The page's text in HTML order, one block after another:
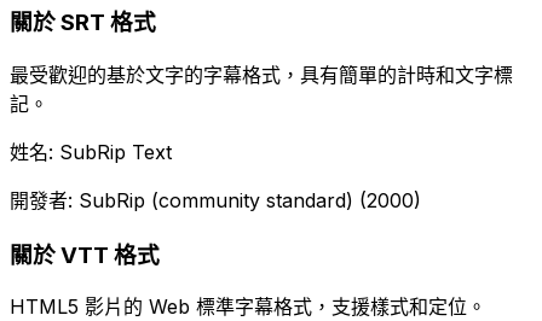
關於 SRT 格式
最受歡迎的基於文字的字幕格式，具有簡單的計時和文字標
記。
姓名: SubRip Text
開發者: SubRip (community standard) (2000)
關於 VTT 格式
HTML5 影片的 Web 標準字幕格式，支援樣式和定位。